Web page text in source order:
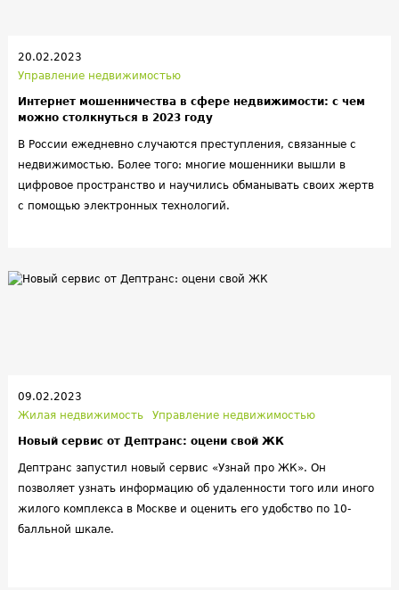
20.02.2023
Управление недвижимостью
Интернет мошенничества в сфере недвижимости: с чем
можно столкнуться в 2023 году
В России ежедневно случаются преступления, связанные с
недвижимостью. Более того: многие мошенники вышли в
цифровое пространство и научились обманывать своих жертв
с помощью электронных технологий.
09.02.2023
Жилая недвижимость
Управление недвижимостью
Новый сервис от Дептранс: оцени свой ЖК
Дептранс запустил новый сервис «Узнай про ЖК». Он
позволяет узнать информацию об удаленности того или иного
жилого комплекса в Москве и оценить его удобство по 10-
балльной шкале.